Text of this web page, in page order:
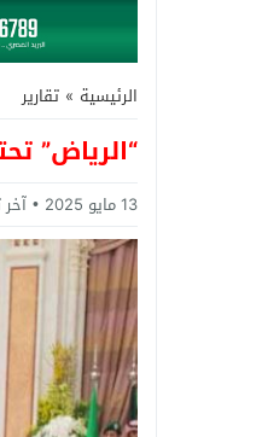
الرئيسية » تقارير
“الرياض”
13 مايو 2025